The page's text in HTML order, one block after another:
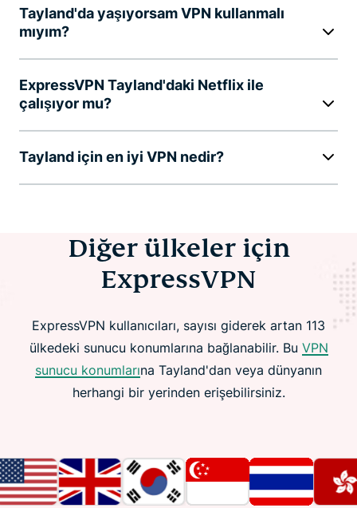
Tayland'da yaşıyorsam VPN kullanmalı
mıyım?
ExpressVPN Tayland'daki Netflix ile
çalışıyor mu?
Tayland için en iyi VPN nedir?
Diğer ülkeler için
ExpressVPN
ExpressVPN kullanıcıları, sayısı giderek artan 113
ülkedeki sunucu konumlarına bağlanabilir. Bu VPN
sunucu konumlarına Tayland'dan veya dünyanın
herhangi bir yerinden erişebilirsiniz.